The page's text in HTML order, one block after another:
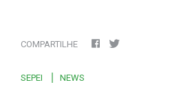
COMPARTILHE
SEPEI NEWS